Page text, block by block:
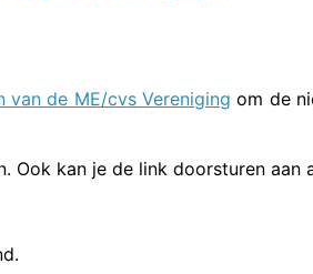
van de ME/cvs Vereniging om de
kan je de link doorsturen aan